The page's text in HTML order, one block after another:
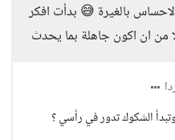
بالغيرة 😅 بدأت افكر
ان اكون جاهلة بما يحدث
الشكوك تدور في رأسي ؟